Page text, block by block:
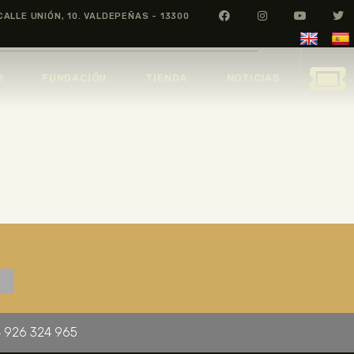
UNIÓN, 10. VALDEPEÑAS - 13300
926 324 965